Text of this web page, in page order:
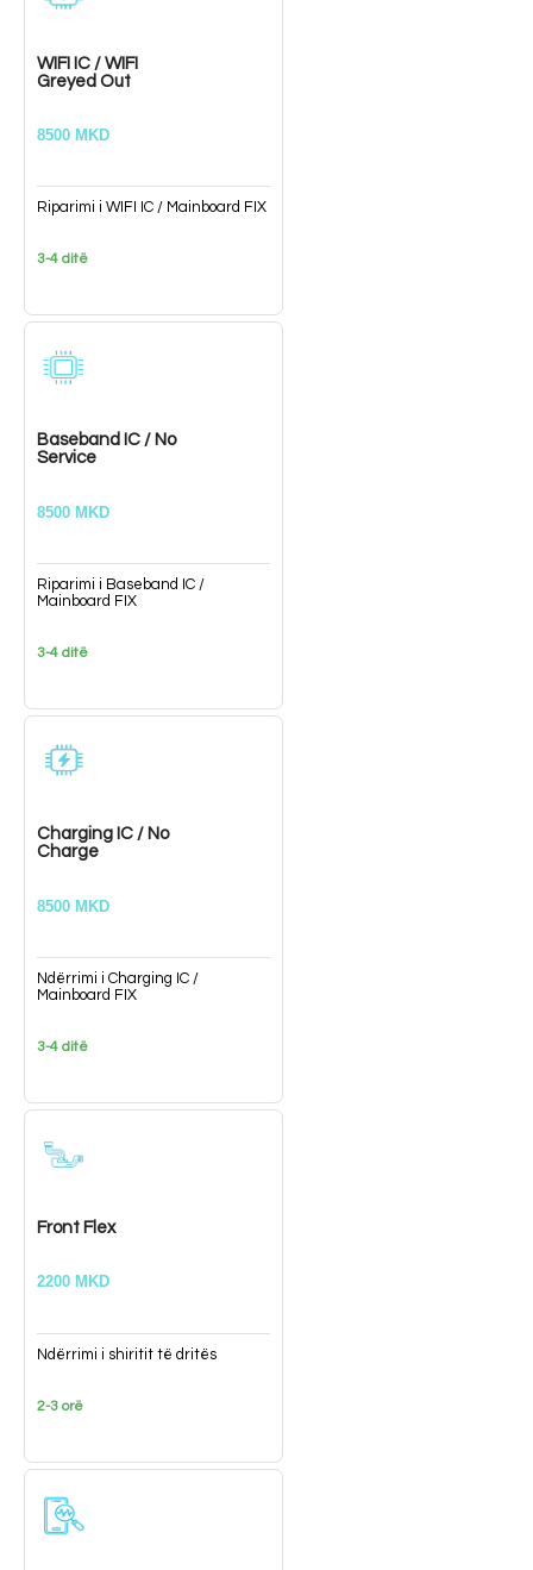
WIFI IC / WIFI
Greyed Out
8500 MKD
Riparimi i WIFI IC / Mainboard FIX
3-4 ditë
Baseband IC / No
Service
8500 MKD
Riparimi i Baseband IC /
Mainboard FIX
3-4 ditë
Charging IC / No
Charge
8500 MKD
Ndërrimi i Charging IC /
Mainboard FIX
3-4 ditë
Front Flex
2200 MKD
Ndërrimi i shiritit të dritës
2-3 orë